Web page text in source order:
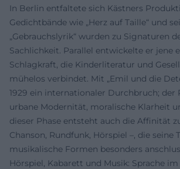
In Berlin entfaltete sich Kästners
Gedichtbände wie „Herz auf Taille“ und
„Gebrauchslyrik“ wurden zu Signaturen
Sachlichkeit. Parallel entwickelte er jene
Schlagkraft, die Kinderliteratur und
mühelos verbindet. Mit „Emil und die
1929 ein internationaler Durchbruch; der
urbane Modernität, moralische Klarheit
dieser Phase entsteht auch die Affinität
Chanson, Rundfunk, Hörspiel –, die seine
musikalische Formen besonders
Hörspiel, Kabarett und Musik: Sprache